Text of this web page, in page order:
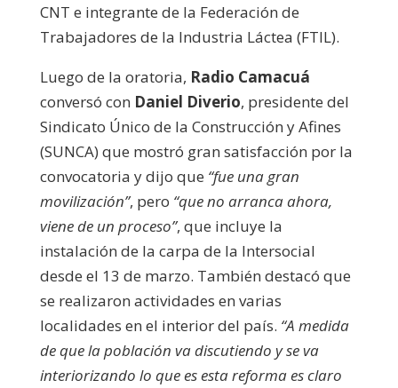
CNT e integrante de la Federación de
Trabajadores de la Industria Láctea (FTIL).
Luego de la oratoria, Radio Camacuá
conversó con Daniel Diverio, presidente del
Sindicato Único de la Construcción y Afines
(SUNCA) que mostró gran satisfacción por la
convocatoria y dijo que “fue una gran
movilización”, pero “que no arranca ahora,
viene de un proceso”, que incluye la
instalación de la carpa de la Intersocial
desde el 13 de marzo. También destacó que
se realizaron actividades en varias
localidades en el interior del país. “A medida
de que la población va discutiendo y se va
interiorizando lo que es esta reforma es claro